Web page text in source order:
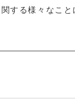
する様々なこ